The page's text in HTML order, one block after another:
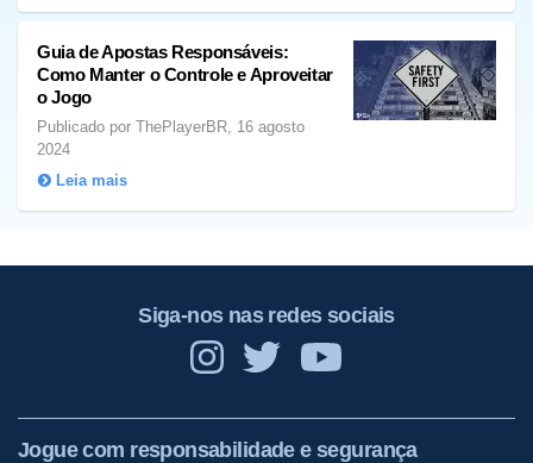
Guia de Apostas Responsáveis:
Como Manter o Controle e Aproveitar
o Jogo
Publicado por ThePlayerBR, 16 agosto
2024
Leia mais
Siga-nos nas redes sociais
Jogue com responsabilidade e segurança